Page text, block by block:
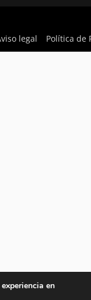
legal Política de
en